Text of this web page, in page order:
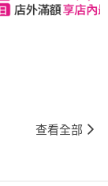
查看全部